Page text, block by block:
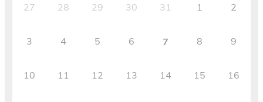
27 28 29 30 31 1 2
3 4 5 6 7 8 9
10 11 12 13 14 15 16